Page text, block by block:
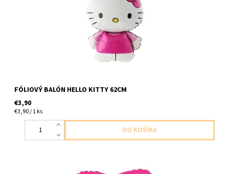
FÓLIOVÝ BALÓN HELLO KITTY 62CM
€3,90
€3,90 / 1 ks